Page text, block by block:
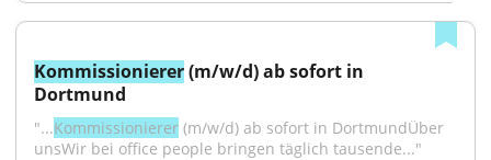
Kommissionierer (m/w/d) ab sofort in
Dortmund
"...Kommissionierer (m/w/d) ab sofort in DortmundÜber
unsWir bei office people bringen täglich tausende..."